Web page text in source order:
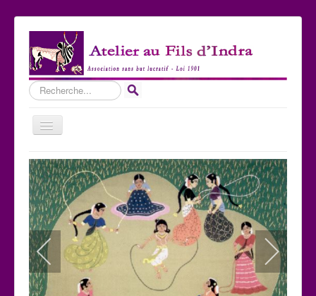
Rechercher
Basculer
la
Accueil
Qui sommes-nous ?
Les Expositions
Les toiles
Participer
Nous contacter